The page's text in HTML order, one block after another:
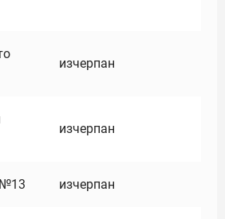
изчерпан
изчерпан
изчерпан